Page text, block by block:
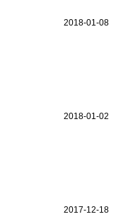
2018-01-08
2018-01-02
2017-12-18